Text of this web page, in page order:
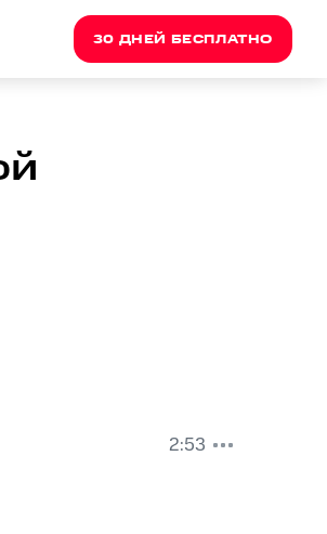
30 ДНЕЙ БЕСПЛАТНО
2:53